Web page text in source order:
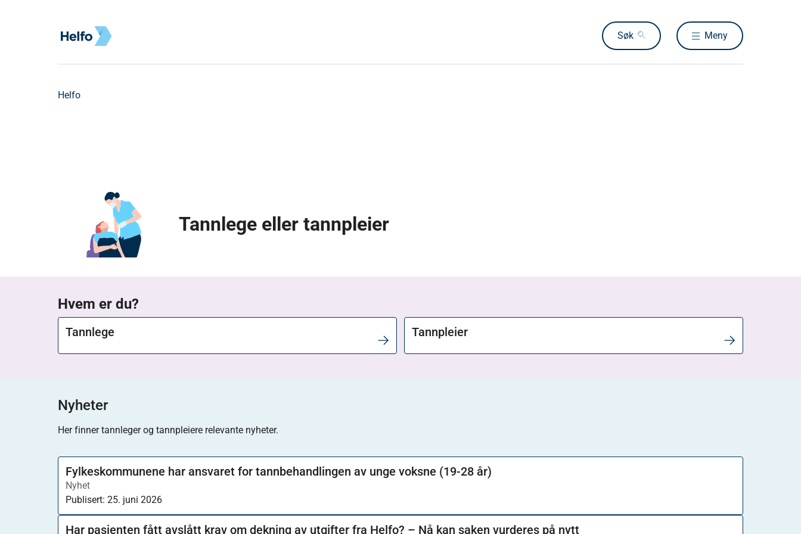
Søk Meny
Helfo
Tannlege eller tannpleier
Hvem er du?
Tannlege Tannpleier
Nyheter
Her finner tannleger og tannpleiere relevante nyheter.
Fylkeskommunene har ansvaret for tannbehandlingen av unge voksne (19-28 år)
Nyhet
Publisert: 25. juni 2026
Har pasienten fått avslått krav om dekning av utgifter fra Helfo? – Nå kan saken vurderes på nytt